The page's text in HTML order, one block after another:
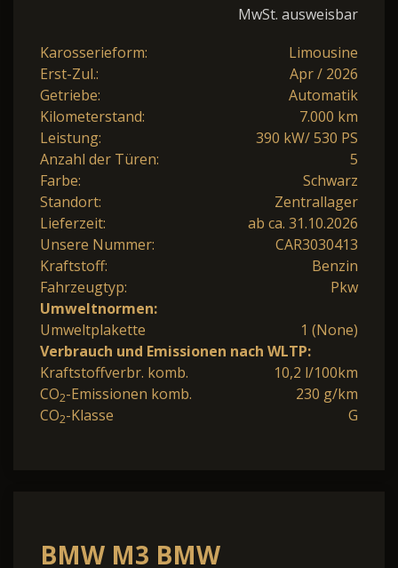
MwSt. ausweisbar
Karosserieform:
Limousine
Erst-Zul.:
Apr / 2026
Getriebe:
Automatik
Kilometerstand:
7.000 km
Leistung:
390 kW/ 530 PS
Anzahl der Türen:
5
Farbe:
Schwarz
Standort:
Zentrallager
Lieferzeit:
ab ca. 31.10.2026
Unsere Nummer:
CAR3030413
Kraftstoff:
Benzin
Fahrzeugtyp:
Pkw
Umweltnormen:
Umweltplakette
1 (None)
Verbrauch und Emissionen nach WLTP:
Kraftstoffverbr. komb.
10,2 l/100km
CO2-Emissionen komb.
230 g/km
CO2-Klasse G
BMW M3 BMW